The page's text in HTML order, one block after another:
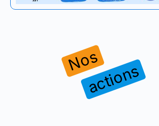
Nos
actions